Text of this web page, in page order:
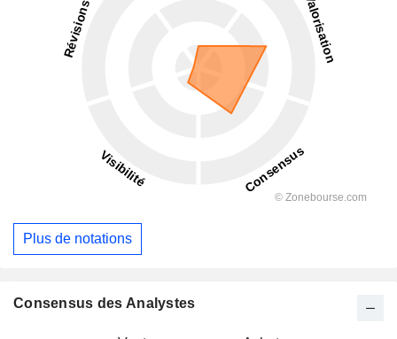
Plus de notations
Consensus des Analystes